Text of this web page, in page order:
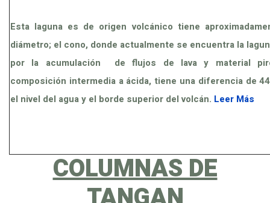
Esta laguna es de origen volcánico tiene
diámetro; el cono, donde actualmente se encuentra la
por la acumulación de flujos de lava y material
composición intermedia a ácida, tiene una diferencia de
el nivel del agua y el borde superior del volcán. Leer Más
COLUMNAS DE